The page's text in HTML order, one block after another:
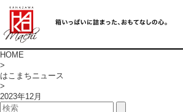
HOME
>
はこまちニュース
>
2023年12月